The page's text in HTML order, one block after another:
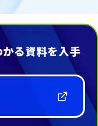
る資料を入手